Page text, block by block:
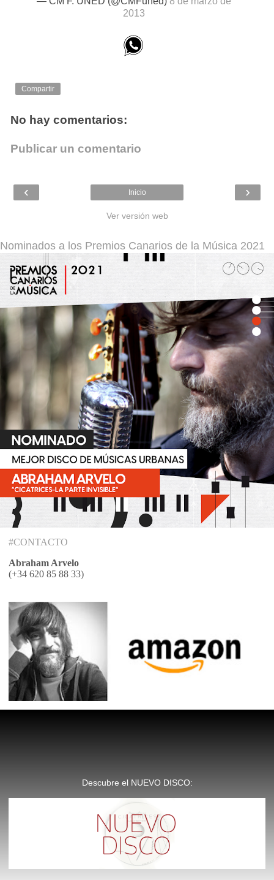
2013
Compartir
No hay comentarios:
Publicar un comentario
‹ ›
Inicio
Ver versión web
Nominados a los Premios Canarios de la Música 2021
#CONTACTO
Abraham Arvelo
(+34 620 85 88 33)
Descubre el NUEVO DISCO: